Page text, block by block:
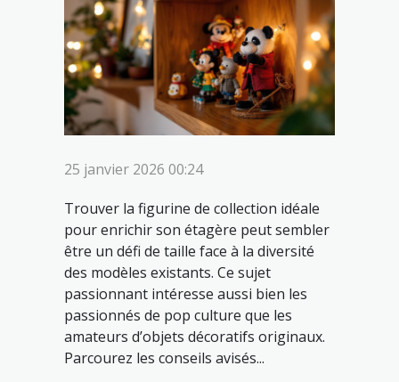
25 janvier 2026 00:24
Trouver la figurine de collection idéale
pour enrichir son étagère peut sembler
être un défi de taille face à la diversité
des modèles existants. Ce sujet
passionnant intéresse aussi bien les
passionnés de pop culture que les
amateurs d’objets décoratifs originaux.
Parcourez les conseils avisés...